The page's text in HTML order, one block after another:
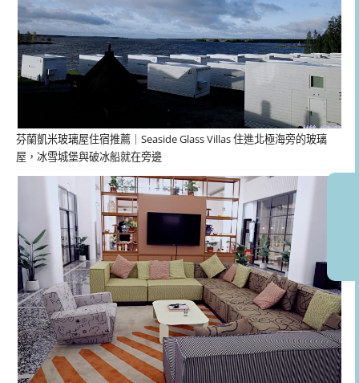
芬蘭凱米玻璃屋住宿推薦｜Seaside Glass Villas 住進北極海旁的玻璃
屋，冰雪城堡與破冰船就在旁邊